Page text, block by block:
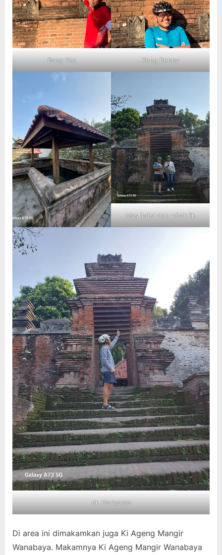
Bang Yos Kong Benny
Mas Indul dan mbak Iik
dr. Hariyanta
Di area ini dimakamkan juga Ki Ageng Mangir
Wanabaya. Makamnya Ki Ageng Mangir Wanabaya